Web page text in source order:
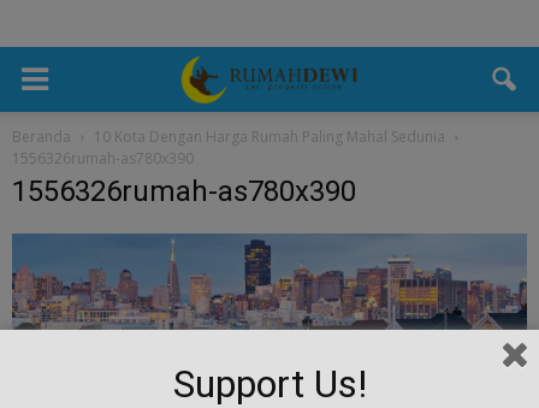
Beranda
10 Kota Dengan Harga Rumah Paling Mahal Sedunia
1556326rumah-as780x390
1556326rumah-as780x390
Support Us!